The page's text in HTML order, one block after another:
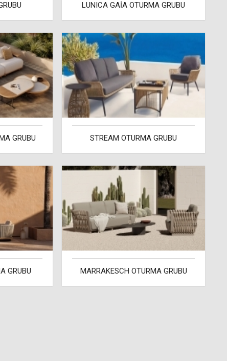
LUNICA GAİA OTURMA GRUBU
GRUBU STREAM OTURMA GRUBU
GRUBU MARRAKESCH OTURMA GRUBU